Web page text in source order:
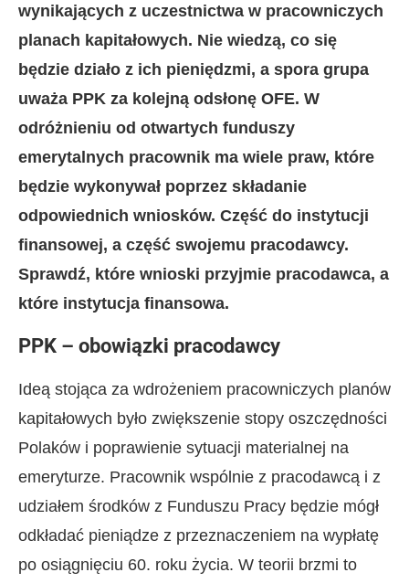
wynikających z uczestnictwa w pracowniczych
planach kapitałowych. Nie wiedzą, co się
będzie działo z ich pieniędzmi, a spora grupa
uważa PPK za kolejną odsłonę OFE. W
odróżnieniu od otwartych funduszy
emerytalnych pracownik ma wiele praw, które
będzie wykonywał poprzez składanie
odpowiednich wniosków. Część do instytucji
finansowej, a część swojemu pracodawcy.
Sprawdź, które wnioski przyjmie pracodawca, a
które instytucja finansowa.
PPK – obowiązki pracodawcy
Ideą stojąca za wdrożeniem pracowniczych planów
kapitałowych było zwiększenie stopy oszczędności
Polaków i poprawienie sytuacji materialnej na
emeryturze. Pracownik wspólnie z pracodawcą i z
udziałem środków z Funduszu Pracy będzie mógł
odkładać pieniądze z przeznaczeniem na wypłatę
po osiągnięciu 60. roku życia. W teorii brzmi to